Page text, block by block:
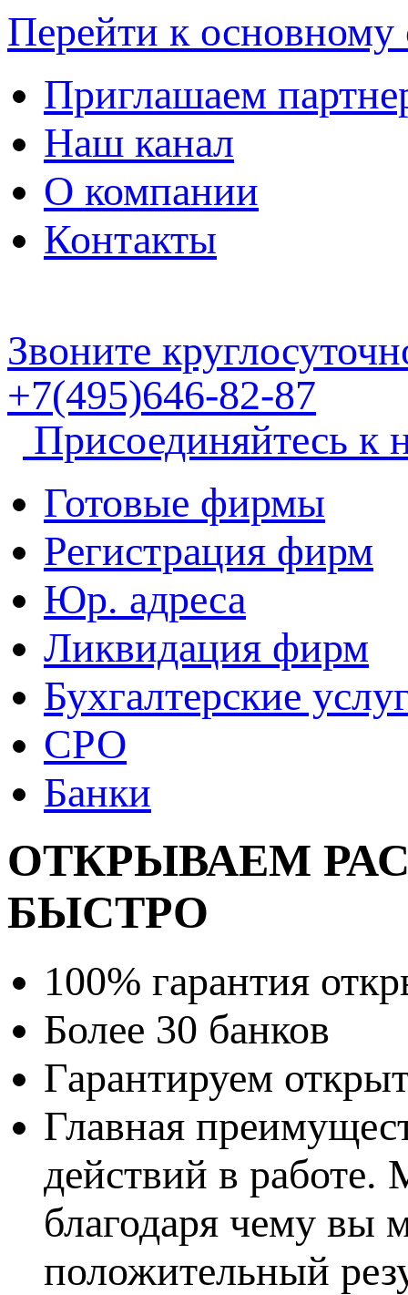
Перейти к
Приглашаем
Наш канал
О компании
Контакты
Звоните
+7(495)646-82-87
Присоединяйтесь к
Готовые фирмы
Регистрация фирм
Юр. адреса
Ликвидация фирм
Бухгалтерские
СРО
Банки
ОТКРЫВАЕМ
БЫСТРО
100% гарантия
Более 30 банков
Гарантируем
Главная
действий в
благодаря чему вы
положительный